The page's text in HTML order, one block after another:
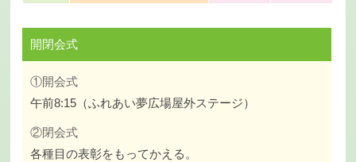
開閉会式
①開会式
午前8:15（ふれあい夢広場屋外ステージ）
②閉会式
各種目の表彰をもってかえる。